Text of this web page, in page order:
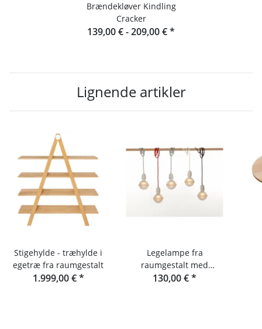
Brændekløver Kindling
Cracker
139,00 € -209,00 €*
Lignende artikler
Stigehylde - træhylde i
egetræ fra raumgestalt
1.999,00 €*
Legelampe fra
raumgestalt med
tekstilkablet
130,00 €*